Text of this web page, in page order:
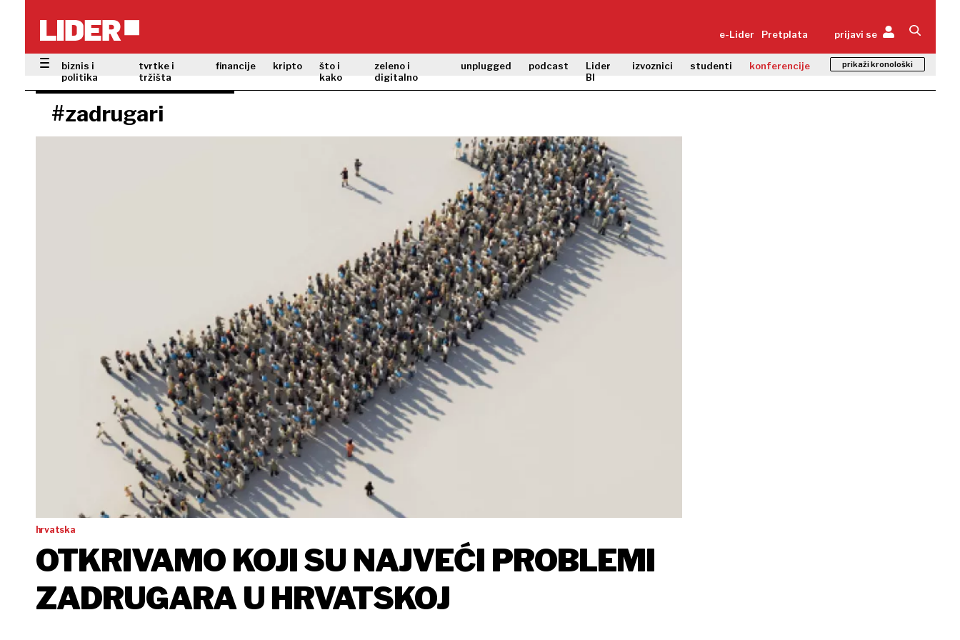
e-Lider Pretplata prijavi se
biznis i
politika
tvrtke i
tržišta
financije kripto
što i
kako
zeleno i
digitalno
unplugged podcast
Lider
BI
izvoznici studenti konferencije prikaži kronološki
#zadrugari
hrvatska
OTKRIVAMO KOJI SU NAJVEĆI PROBLEMI
ZADRUGARA U HRVATSKOJ